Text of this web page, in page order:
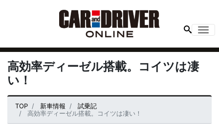
高効率ディーゼル搭載。コイツは凄
い！
TOP 新車情報
試乗記
高効率ディーゼル搭載。コイツは凄い！